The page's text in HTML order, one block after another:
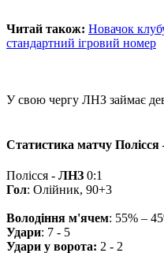
Читай також: Новачок
стандартний ігровий номер
У свою чергу ЛНЗ займає
Статистика матчу
Полісся - ЛНЗ 0:1
Гол: Олійник, 90+3
Володіння м'ячем: 55% –
Удари: 7 - 5
Удари у ворота: 2 - 2